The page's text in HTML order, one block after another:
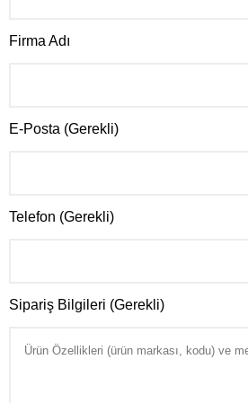
Firma Adı
E-Posta (Gerekli)
Telefon (Gerekli)
Sipariş Bilgileri (Gerekli)